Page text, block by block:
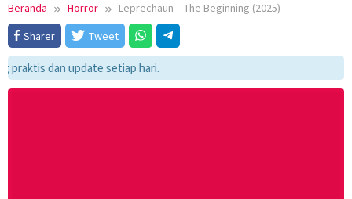
Beranda Horror
Leprechaun – The Beginning (2025)
Sharer
Tweet
dan update setiap hari.